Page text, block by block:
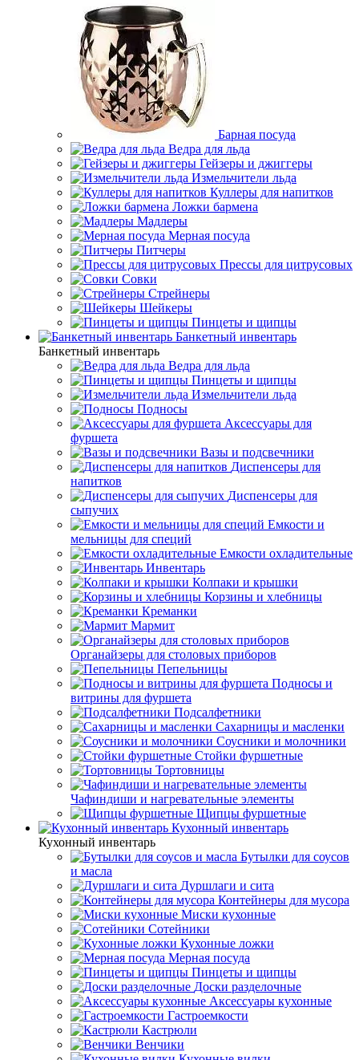
Барная посуда
Ведра для льда
Гейзеры и джиггеры
Измельчители льда
Куллеры для напитков
Ложки бармена
Мадлеры
Мерная посуда
Питчеры
Прессы для цитрусовых
Совки
Стрейнеры
Шейкеры
Пинцеты и щипцы
Банкетный инвентарь
Банкетный инвентарь
Ведра для льда
Пинцеты и щипцы
Измельчители льда
Подносы
Аксессуары для
фуршета
Вазы и подсвечники
Диспенсеры для
напитков
Диспенсеры для
сыпучих
Емкости и
мельницы для специй
Емкости охладительные
Инвентарь
Колпаки и крышки
Корзины и хлебницы
Креманки
Мармит
Органайзеры для столовых приборов
Пепельницы
Подносы и
витрины для фуршета
Подсалфетники
Сахарницы и масленки
Соусники и молочники
Стойки фуршетные
Тортовницы
Чафиндиши и нагревательные элементы
Щипцы фуршетные
Кухонный инвентарь
Кухонный инвентарь
Бутылки для соусов
и масла
Дуршлаги и сита
Контейнеры для мусора
Миски кухонные
Сотейники
Кухонные ложки
Мерная посуда
Пинцеты и щипцы
Доски разделочные
Аксессуары кухонные
Гастроемкости
Кастрюли
Венчики